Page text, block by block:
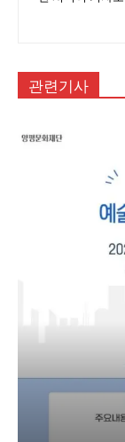
관련기사